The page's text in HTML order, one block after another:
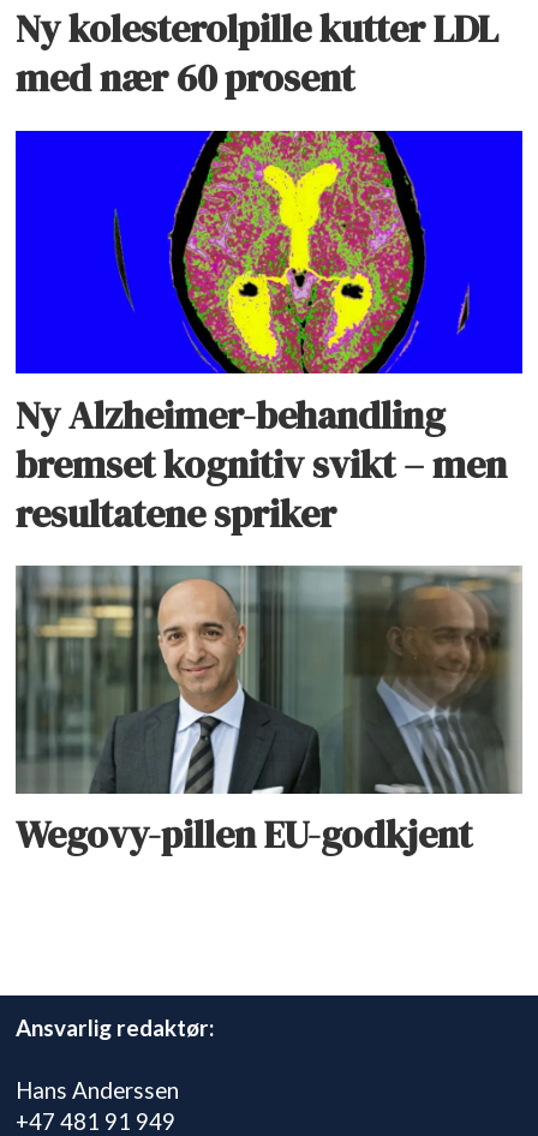
Ny kolesterolpille kutter LDL
med nær 60 prosent
Ny Alzheimer-behandling
bremset kognitiv svikt – men
resultatene spriker
Wegovy-pillen EU-godkjent
Ansvarlig redaktør:
Hans Anderssen
+47 481 91 949